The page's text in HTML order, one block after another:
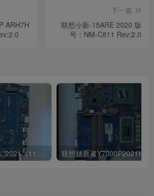
ARH7H
下一篇
联想小新-15ARE 2020 版
号：NM-C811 Rev:2.0
联想小新Air 14ITL 2021（11代i5 集显）版号：LA-K321P Rev:1B